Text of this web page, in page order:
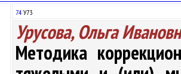
74 У73
Урусова, Ольга
Методика